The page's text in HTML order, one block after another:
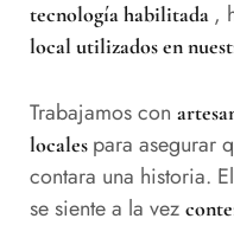
tecnología habilitada ,
local utilizados en
Trabajamos con
locales para asegurar
contara una historia.
se siente a la vez